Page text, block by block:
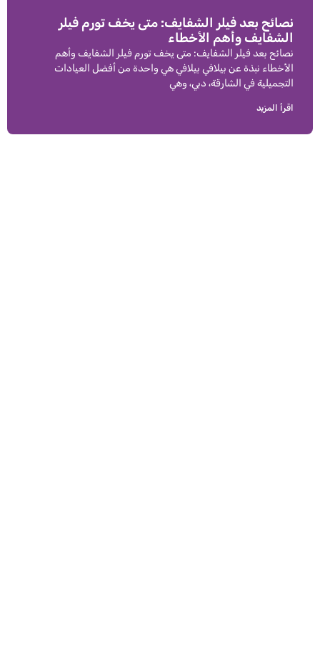
نصائح بعد فيلر الشفايف: متى يخف تورم فيلر
الشفايف وأهم الأخطاء
نصائح بعد فيلر الشفايف: متى يخف تورم فيلر الشفايف وأهم
الأخطاء نبذة عن بيلافي بيلافي هي واحدة من أفضل العيادات
التجميلية في الشارقة، دبي، وهي
اقرأ المزيد